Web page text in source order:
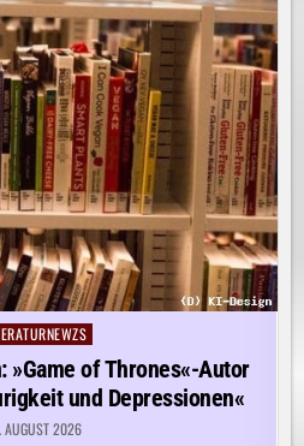
»Game of Thrones«-Autor
und Depressionen«
AUGUST 2026